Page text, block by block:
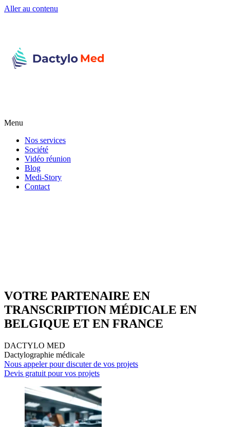
Aller au contenu
Menu
Nos services
Société
Vidéo réunion
Blog
Medi-Story
Contact
VOTRE PARTENAIRE EN
TRANSCRIPTION MÉDICALE EN
BELGIQUE ET EN FRANCE
DACTYLO MED
Dactylographie médicale
Nous appeler pour discuter de vos projets
Devis gratuit pour vos projets